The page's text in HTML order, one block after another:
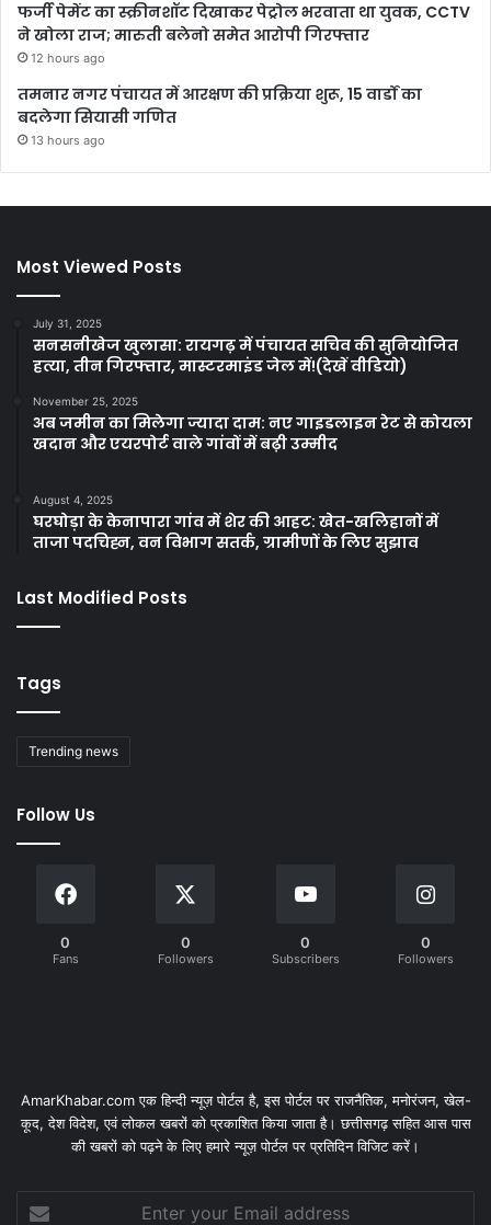
फर्जी पेमेंट का स्क्रीनशॉट दिखाकर पेट्रोल भरवाता था युवक, CCTV
ने खोला राज; मारुती बलेनो समेत आरोपी गिरफ्तार
12 hours ago
तमनार नगर पंचायत में आरक्षण की प्रक्रिया शुरू, 15 वार्डों का
बदलेगा सियासी गणित
13 hours ago
Most Viewed Posts
July 31, 2025
सनसनीखेज खुलासा: रायगढ़ में पंचायत सचिव की सुनियोजित
हत्या, तीन गिरफ्तार, मास्टरमाइंड जेल में!(देखें वीडियो)
November 25, 2025
अब जमीन का मिलेगा ज्यादा दाम: नए गाइडलाइन रेट से कोयला
खदान और एयरपोर्ट वाले गांवों में बढ़ी उम्मीद
August 4, 2025
घरघोड़ा के केनापारा गांव में शेर की आहट: खेत-खलिहानों में
ताजा पदचिह्न, वन विभाग सतर्क, ग्रामीणों के लिए सुझाव
Last Modified Posts
Tags
Trending news
Follow Us
0
Fans
0
Followers
0
Subscribers
0
Followers
AmarKhabar.com एक हिन्दी न्यूज़ पोर्टल है, इस पोर्टल पर राजनैतिक, मनोरंजन, खेल-
कूद, देश विदेश, एवं लोकल खबरों को प्रकाशित किया जाता है। छत्तीसगढ़ सहित आस पास
की खबरों को पढ़ने के लिए हमारे न्यूज़ पोर्टल पर प्रतिदिन विजिट करें।